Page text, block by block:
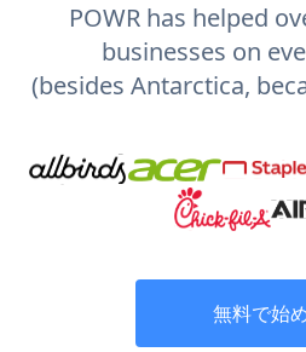
POWR has helped
businesses on
(besides Antarctica,
無料で始